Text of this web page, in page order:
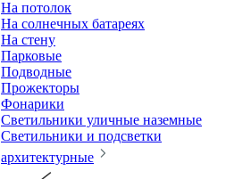
На потолок
На солнечных батареях
На стену
Парковые
Подводные
Прожекторы
Фонарики
Светильники уличные наземные
Светильники и подсветки
архитектурные